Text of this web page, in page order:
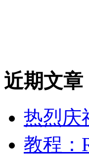
近期文章
热烈庆
教程：